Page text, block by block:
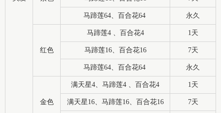
马蹄莲64、百合花64 永久
红色
马蹄莲4 、百合花4 1天
马蹄莲16、百合花16 7天
马蹄莲64、百合花64 永久
金色
满天星4、马蹄莲4 、百合花4 1天
满天星16、马蹄莲16、百合花16 7天